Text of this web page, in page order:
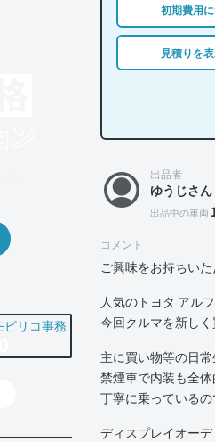
初期費用
見積りを
出品者
ゆうじさん
出品中の車両
コメント
ご興味をお持ちい
人気のトヨタ アル
今回クルマを新し
主に買い物等の日
禁煙車で内装も全体
丁寧に乗っているの
ディスプレイオーデ